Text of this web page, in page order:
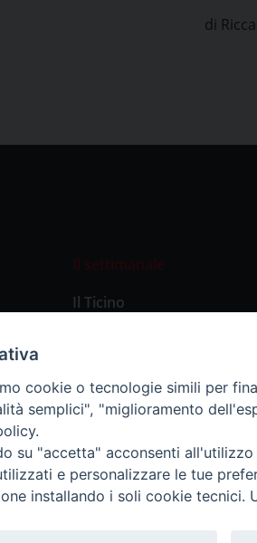
di
Il settimanale
Il Ticino
cookie o tecnologie simili per
semplici", "miglioramento
su "accetta" acconsenti
e personalizzare le tue
installando i soli cookie tecnici.